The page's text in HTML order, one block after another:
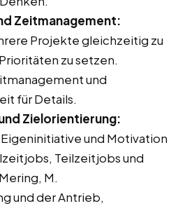
Zeitmanagement:
Projekte gleichzeitig zu
zu setzen.
und
für Details.
Zielorientierung:
Eigeninitiative und Motivation
Teilzeitjobs und
M.
und der Antrieb,